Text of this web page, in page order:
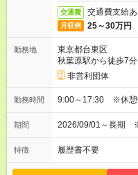
交通費 交通費支給あ
月収例 25～30万円
勤務地
東京都台東区
秋葉原駅から徒歩7分
非営利団体
勤務時間 9:00～17:30 ※休憩
期間 2026/09/01～長期
特徴 履歴書不要